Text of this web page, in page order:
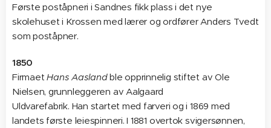
Første poståpneri i Sandnes fikk plass i det nye
skolehuset i Krossen med lærer og ordfører Anders Tvedt
som poståpner.
1850
FirmaetHans Aaslandble opprinnelig stiftet av Ole
Nielsen, grunnleggeren av Aalgaard
Uldvarefabrik. Han startet med farveri og i 1869 med
landets første leiespinneri. I 1881 overtok svigersønnen,